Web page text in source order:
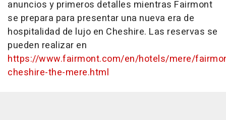
anuncios y primeros detalles mientras Fairmont
se prepara para presentar una nueva era de
hospitalidad de lujo en Cheshire. Las reservas se
pueden realizar en
https://www.fairmont.com/en/hotels/mere/
cheshire-the-mere.html